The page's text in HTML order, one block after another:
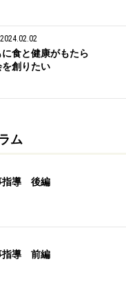
2024.02.02
食と健康がもたら
創りたい
ム
指導 後編
指導 前編